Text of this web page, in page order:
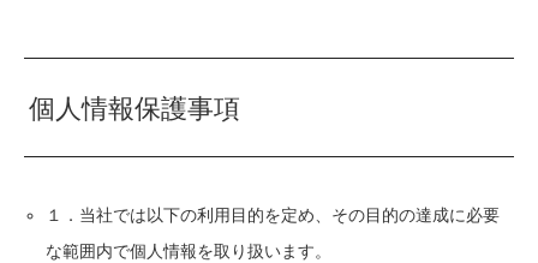
個人情報保護事項
１．当社では以下の利用目的を定め、その目的の達成に必要
な範囲内で個人情報を取り扱います。